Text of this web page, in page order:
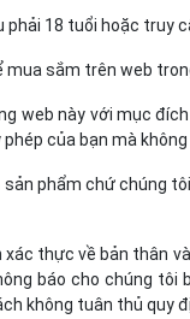
18 tuổi hoặc truy
sắm trên web
web này với mục
của bạn mà
phẩm chứ chúng
thực về bản thân
báo cho chúng
không tuân thủ quy